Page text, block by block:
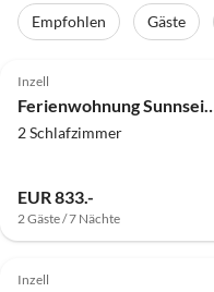
Empfohlen Gäste
Inzell
2 Schlafzimmer
EUR 833.-
2 Gäste / 7 Nächte
Top-
Inzell